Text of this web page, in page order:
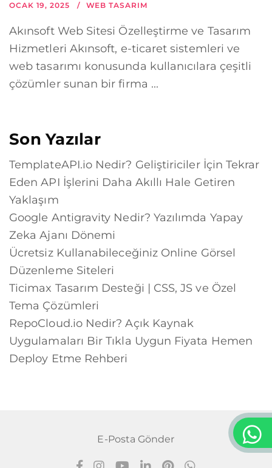
OCAK 19, 2025 WEB TASARIM
Akınsoft Web Sitesi Özelleştirme ve Tasarım
Hizmetleri Akınsoft, e-ticaret sistemleri ve
web tasarımı konusunda kullanıcılara çeşitli
çözümler sunan bir firma ...
Son Yazılar
TemplateAPI.io Nedir? Geliştiriciler İçin Tekrar
Eden API İşlerini Daha Akıllı Hale Getiren
Yaklaşım
Google Antigravity Nedir? Yazılımda Yapay
Zeka Ajanı Dönemi
Ücretsiz Kullanabileceğiniz Online Görsel
Düzenleme Siteleri
Ticimax Tasarım Desteği | CSS, JS ve Özel
Tema Çözümleri
RepoCloud.io Nedir? Açık Kaynak
Uygulamaları Bir Tıkla Uygun Fiyata Hemen
Deploy Etme Rehberi
E-Posta Gönder